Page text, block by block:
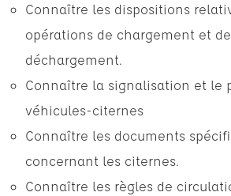
Connaître les dispositions
opérations de chargement et de
déchargement.
Connaître la signalisation et le
véhicules-citernes
Connaître les documents
concernant les citernes.
Connaître les règles de